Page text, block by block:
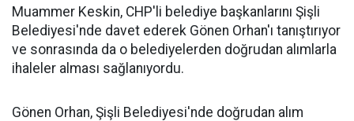
Muammer Keskin, CHP'li belediye başkanlarını Şişli
Belediyesi'nde davet ederek Gönen Orhan'ı tanıştırıyor
ve sonrasında da o belediyelerden doğrudan alımlarla
ihaleler alması sağlanıyordu.
Gönen Orhan, Şişli Belediyesi'nde doğrudan alım